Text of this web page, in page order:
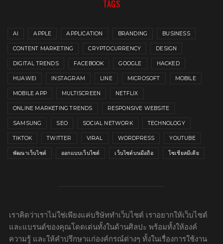
TAGS
AI APPLE APPLICATION BRANDING BUSINESS
CONTENT MARKETING CRYPTOCURRENCY DESIGN
DIGITAL TRENDS FACEBOOK GOOGLE HACKED
HUAWEI INSTAGRAM LINE MICROSOFT MOBILE
MOBILE APP MULTISCREEN NETFLIX
ONLINE MARKETING TRENDS RESPONSIVE WEBSITE
SAMSUNG SEO SOCIAL NETWORK TECHNOLOGY
TIKTOK TWITTER VIRAL WORDPRESS YOUTUBE
พัฒนาเว็บไซต์ ออกแบบเว็บไซต์ เว็บไซต์บนมือถือ โซเชียลมีเดีย
เราคิดว่าเราไม่ใช่เพียงแค่บริษัททำเว็บไซต์ เราอยากให้เว็บไซต์
และแบรนด์ของคุณโดดเด่นทั้งในด้านศิลปะ พร้อมทั้งให้องค์
ความรู้ และให้คำปรึกษาแก่องค์กรณ์ต่างๆ ทั้งในเรื่องการใช้งาน